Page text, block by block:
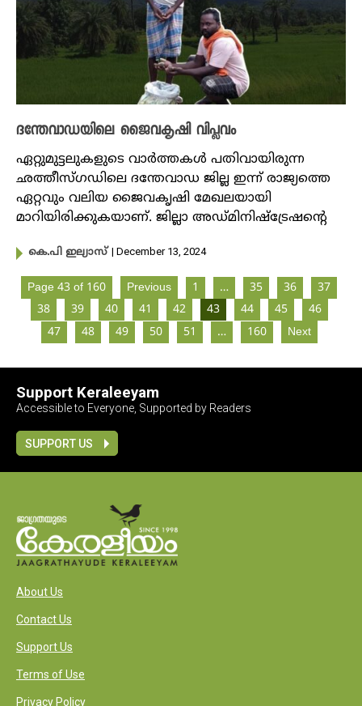
ദന്തേവാഡയിലെ ജൈവകൃഷി വിപ്ലവം
ഏറ്റുമുട്ടലുകളുടെ വാർത്തകൾ പതിവായിരുന്ന
ഛത്തീസ്ഗഡിലെ ദന്തേവാഡ ജില്ല ഇന്ന് രാജ്യത്തെ
ഏറ്റവും വലിയ ജൈവകൃഷി മേഖലയായി
മാറിയിരിക്കുകയാണ്. ജില്ലാ അഡ്മിനിഷ്ട്രേഷന്റെ
കെ.പി ഇല്യാസ് | December 13, 2024
Page 43 of 160 Previous 1 … 35 36
37
38
39 40 41 42 43 44 45
46
47
48 49 50 51 … 160 Next
Support Keraleeyam
Accessible to Everyone, Supported by Readers
SUPPORT US
About Us
Contact Us
Support Us
Terms of Use
Privacy Policy